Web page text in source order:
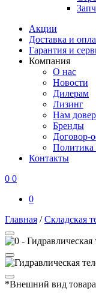
Акции
Доставка и
Гарантия и
Компания
О нас
Новости
Дилерам
Лизинг
Нам
Бренды
Договор-
Политика
Контакты
0 0
0
Главная /Складская
*Внешний вид товара